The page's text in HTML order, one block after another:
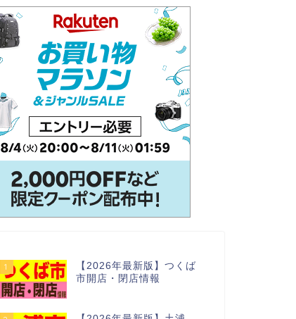
1
【2026年最新版】つくば
市開店・閉店情報